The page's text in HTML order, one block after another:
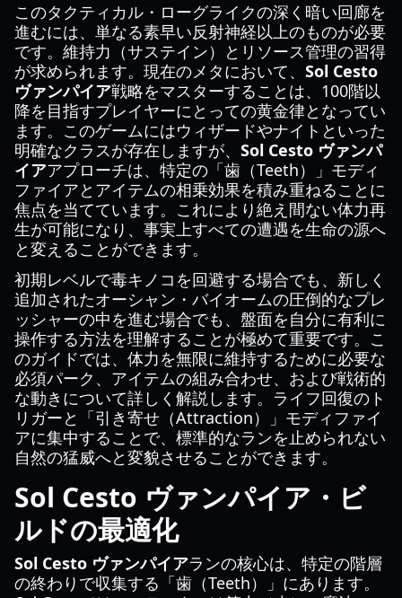
このタクティカル・ローグライクの深く暗い回廊を
進むには、単なる素早い反射神経以上のものが必要
です。維持力（サステイン）とリソース管理の習得
が求められます。現在のメタにおいて、 Sol Cesto
ヴァンパイア戦略をマスターすることは、100階以
降を目指すプレイヤーにとっての黄金律となってい
ます。このゲームにはウィザードやナイトといった
明確なクラスが存在しますが、 Sol Cesto ヴァンパ
イアアプローチは、特定の「歯（Teeth）」モディ
ファイアとアイテムの相乗効果を積み重ねることに
焦点を当てています。これにより絶え間ない体力再
生が可能になり、事実上すべての遭遇を生命の源へ
と変えることができます。
初期レベルで毒キノコを回避する場合でも、新しく
追加されたオーシャン・バイオームの圧倒的なプレ
ッシャーの中を進む場合でも、盤面を自分に有利に
操作する方法を理解することが極めて重要です。こ
のガイドでは、体力を無限に維持するために必要な
必須パーク、アイテムの組み合わせ、および戦術的
な動きについて詳しく解説します。ライフ回復のト
リガーと「引き寄せ（Attraction）」モディファイ
アに集中することで、標準的なランを止められない
自然の猛威へと変貌させることができます。
Sol Cesto ヴァンパイア・ビ
ルドの最適化
Sol Cesto ヴァンパイアランの核心は、特定の階層
の終わりで収集する「歯（Teeth）」にあります。